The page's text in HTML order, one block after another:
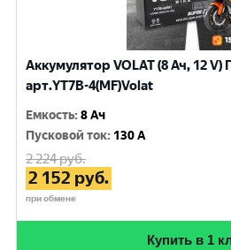
Аккумулятор VOLAT (8 Ач, 12 V)
арт.YT7B-4(MF)Volat
Емкость:8 Ач
Пусковой ток: 130 A
2 224руб.
2 152 руб.
при обмене
Купить в 1